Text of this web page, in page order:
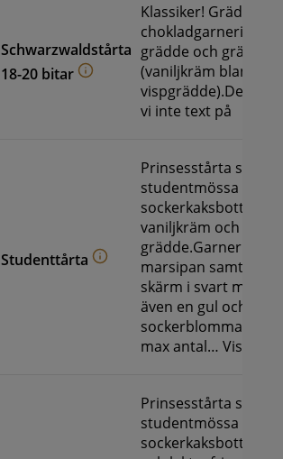
Schwarzwaldstårta
18-20 bitar
Klassiker! Grädde
chokladgarnering,
grädde och
(vaniljkräm blandat
vispgrädde).Denna
vi inte text på
Studenttårta
Prinsesstårta som
studentmössa med
sockerkaksbotten,
vaniljkräm och
grädde.Garnering:
marsipan samt
skärm i svart
även en gul och blå
sockerblomma.Text
max antal… Visa
Prinsesstårta som
studentmössa med
sockerkaksbotten,